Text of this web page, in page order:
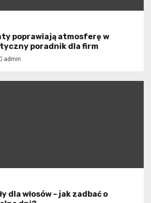
poprawiają atmosferę w
poradnik dla firm
admin
dla włosów – jak zadbać o